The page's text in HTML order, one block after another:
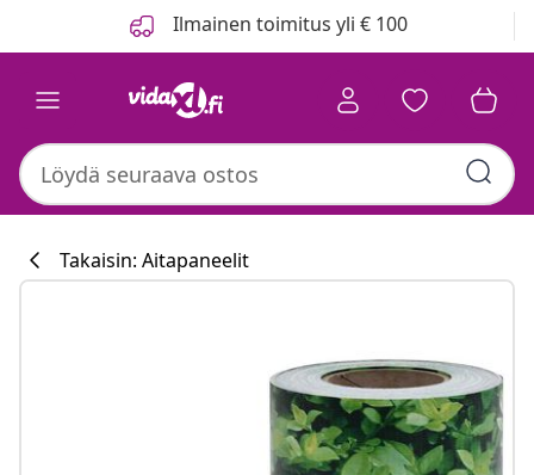
Ilmainen toimitus yli € 100
Takaisin: Aitapaneelit